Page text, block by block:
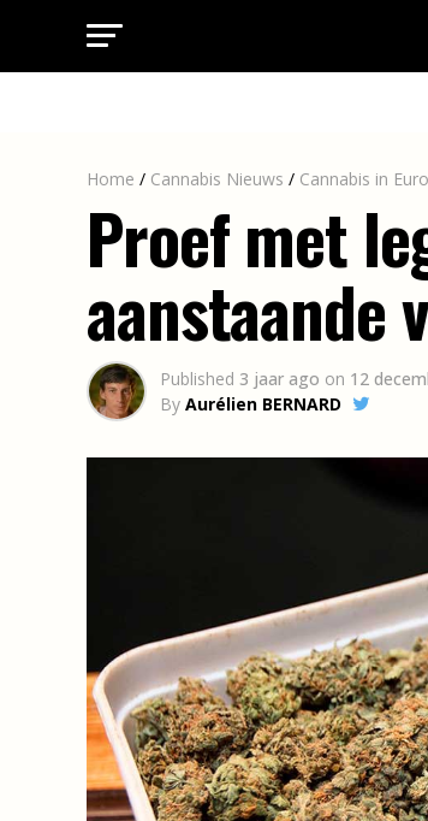
Home / Cannabis Nieuws / Cannabis in
Proef met
aanstaande
Published 3 jaar ago on 12
By Aurélien BERNARD